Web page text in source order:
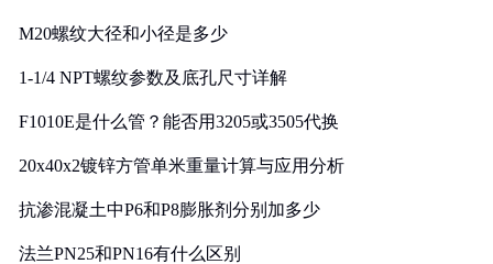
M20螺纹大径和小径是多少
1-1/4 NPT螺纹参数及底孔尺寸详解
F1010E是什么管？能否用3205或3505代换
20x40x2镀锌方管单米重量计算与应用分析
抗渗混凝土中P6和P8膨胀剂分别加多少
法兰PN25和PN16有什么区别